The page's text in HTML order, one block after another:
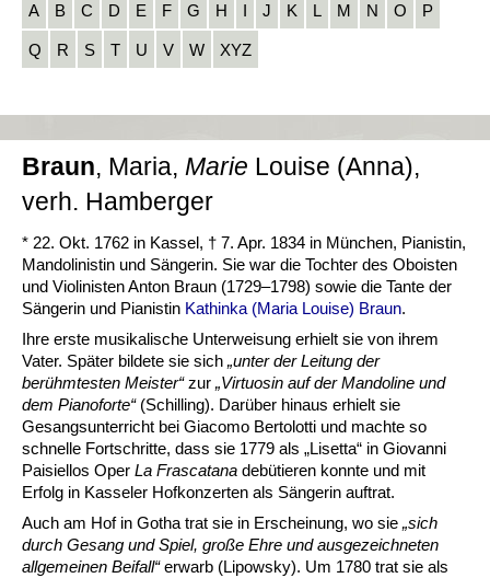
A B C D E F G H I J K L M N O P
Q R S T U V W XYZ
Braun, Maria, Marie Louise (Anna),
verh. Hamberger
* 22. Okt. 1762 in Kassel, † 7. Apr. 1834 in München, Pianistin,
Mandolinistin und Sängerin. Sie war die Tochter des Oboisten
und Violinisten Anton Braun (1729–1798) sowie die Tante der
Sängerin und Pianistin Kathinka (Maria Louise) Braun.
Ihre erste musikalische Unterweisung erhielt sie von ihrem
Vater. Später bildete sie sich „unter der Leitung der
berühmtesten Meister“zur „Virtuosin auf der Mandoline und
dem Pianoforte“(Schilling). Darüber hinaus erhielt sie
Gesangsunterricht bei Giacomo Bertolotti und machte so
schnelle Fortschritte, dass sie 1779 als „Lisetta“ in Giovanni
Paisiellos Oper La Frascatana debütieren konnte und mit
Erfolg in Kasseler Hofkonzerten als Sängerin auftrat.
Auch am Hof in Gotha trat sie in Erscheinung, wo sie „sich
durch Gesang und Spiel, große Ehre und ausgezeichneten
allgemeinen Beifall“erwarb (Lipowsky). Um 1780 trat sie als